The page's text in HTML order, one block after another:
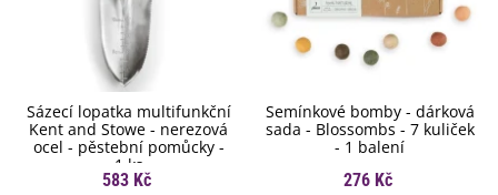
Sázecí lopatka multifunkční
Kent and Stowe - nerezová
ocel - pěstební pomůcky -
1 ks
583 Kč
Semínkové bomby - dárková
sada - Blossombs - 7 kuliček
- 1 balení
276 Kč